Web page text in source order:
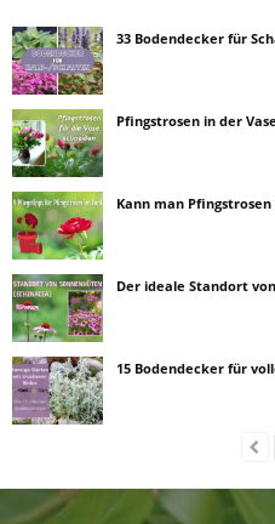
33 Bodendecker für
Pfingstrosen in der
Kann man
Der ideale Standort
15 Bodendecker für